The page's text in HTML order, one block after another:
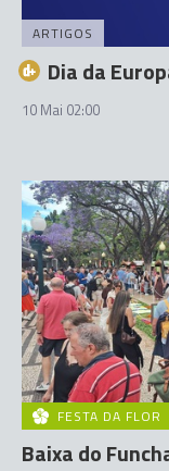
ARTIGOS
Dia da
10 Mai 02:00
FESTA DA FLOR
Baixa do